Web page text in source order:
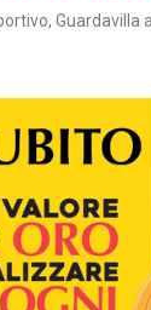
Guardavilla